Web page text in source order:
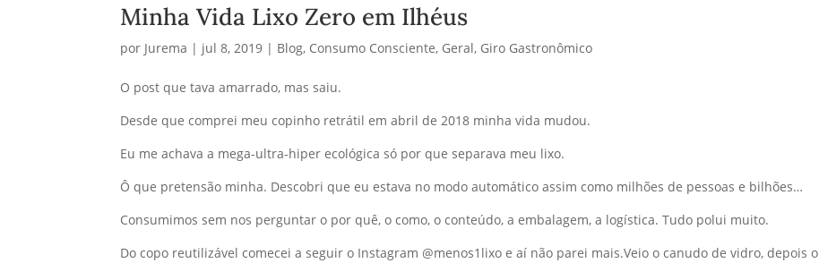
Minha Vida Lixo Zero em Ilhéus
por Jurema | jul 8, 2019 | Blog, Consumo Consciente, Geral, Giro Gastronômico
O post que tava amarrado, mas saiu.
Desde que comprei meu copinho retrátil em abril de 2018 minha vida mudou.
Eu me achava a mega-ultra-hiper ecológica só por que separava meu lixo.
Ô que pretensão minha. Descobri que eu estava no modo automático assim como milhões de pessoas e bilhões…
Consumimos sem nos perguntar o por quê, o como, o conteúdo, a embalagem, a logística. Tudo polui muito.
Do copo reutilizável comecei a seguir o Instagram @menos1lixo e aí não parei mais.Veio o canudo de vidro, depois o